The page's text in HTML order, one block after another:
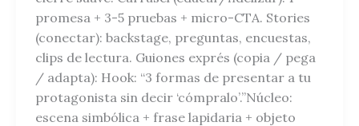
promesa + 3-5 pruebas + micro-CTA. Stories
(conectar): backstage, preguntas, encuestas,
clips de lectura. Guiones exprés (copia / pega
/ adapta): Hook: “3 formas de presentar a tu
protagonista sin decir ‘cómpralo’.”Núcleo:
escena simbólica + frase lapidaria + objeto